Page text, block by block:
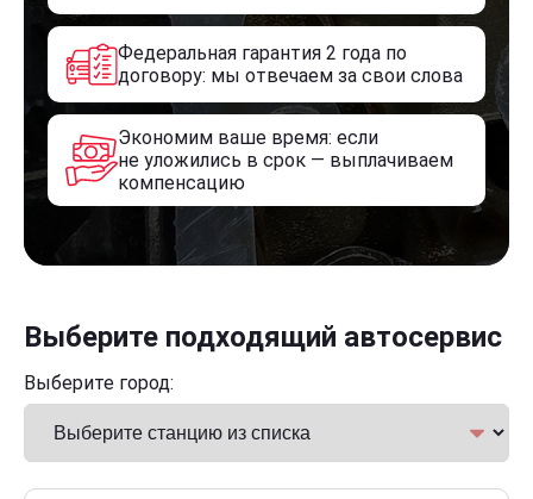
Федеральная гарантия 2 года по
договору: мы отвечаем за свои слова
Экономим ваше время: если
не уложились в срок — выплачиваем
компенсацию
Выберите подходящий автосервис
Выберите город: